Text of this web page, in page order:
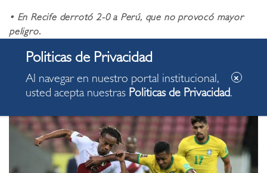
• En Recife derrotó 2-0 a Perú, que no provocó mayor
peligro.
un punto más sobre Chile, su próximo rival.
• Defensa peruana “filtró aceite”. Sobre todo por el lado
de Santamaría.
Al navegar en nuestro portal institucional,
usted acepta nuestras Politicas de Privacidad.